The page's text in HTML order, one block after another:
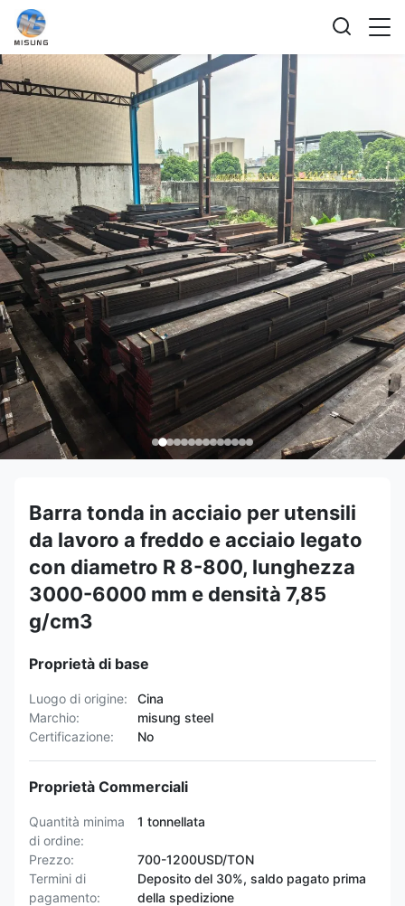
Barra tonda in acciaio per utensili
da lavoro a freddo e acciaio legato
con diametro R 8-800, lunghezza
3000-6000 mm e densità 7,85
g/cm3
Proprietà di base
Luogo di origine:
Cina
Marchio:
misung steel
Certificazione:
No
Proprietà Commerciali
Quantità minima
di ordine:
1 tonnellata
Prezzo:
700-1200USD/TON
Termini di
pagamento:
Deposito del 30%, saldo pagato prima
della spedizione